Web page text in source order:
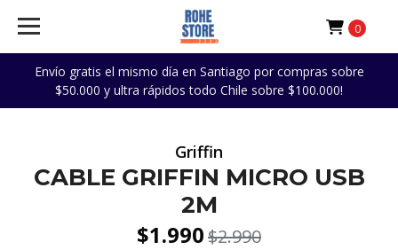
Envío gratis el mismo día en Santiago por compras sobre
$50.000 y ultra rápidos todo Chile sobre $100.000!
0
Griffin
CABLE GRIFFIN MICRO USB
2M
$1.990$2.990